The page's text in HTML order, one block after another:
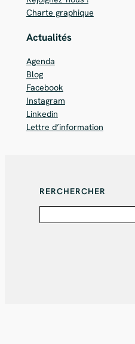
Charte graphique
Actualités
Agenda
Blog
Facebook
Instagram
Linkedin
Lettre d’information
RERCHERCHER